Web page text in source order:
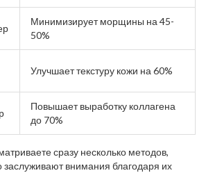
Минимизирует морщины на 45-
50%
Улучшает текстуру кожи на 60%
Повышает выработку коллагена
до 70%
сразу несколько методов,
внимания благодаря их